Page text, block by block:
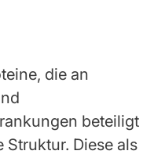
die an
beteiligt
Struktur. Diese als